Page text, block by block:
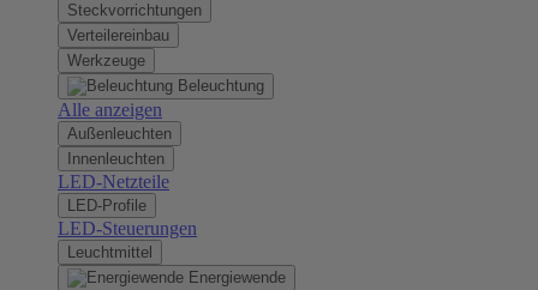
Steckvorrichtungen
Verteilereinbau
Werkzeuge
Beleuchtung
Alle anzeigen
Außenleuchten
Innenleuchten
LED-Netzteile
LED-Profile
LED-Steuerungen
Leuchtmittel
Energiewende